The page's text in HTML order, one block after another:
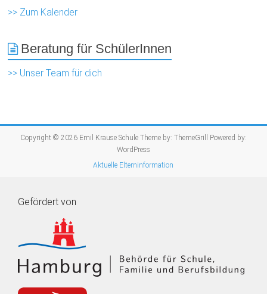
>> Zum Kalender
Beratung für SchülerInnen
>> Unser Team für dich
Copyright © 2026 Emil Krause SchuleTheme by: ThemeGrill
Powered by:
WordPress
Aktuelle Elterninformation
Gefördert von